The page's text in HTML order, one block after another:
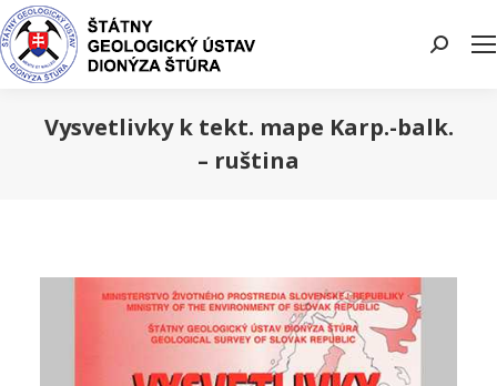
Search:
Vysvetlivky k tekt. mape Karp.-balk.
– ruština